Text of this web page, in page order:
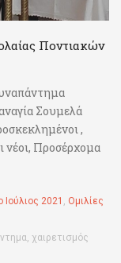
Ποντιακών
Σουμελά
,
νέοι, Προσέρχομα
2021 , Ομιλίες
, χαιρετισμός